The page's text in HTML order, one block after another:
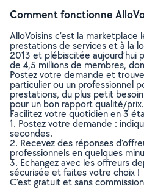
Comment fonctionne
AlloVoisins c’est la marketplace
prestations de services et à la
2013 et plébiscitée aujourd’hui
de 4,5 millions de membres,
Postez votre demande et
particulier ou un professionnel
prestations, du plus petit
pour un bon rapport qualité/prix.
Facilitez votre quotidien en 3
1. Postez votre demande :
secondes.
2. Recevez des réponses
professionnels en quelques
3. Echangez avec les offreurs
sécurisée et faites votre choix !
C’est gratuit et sans